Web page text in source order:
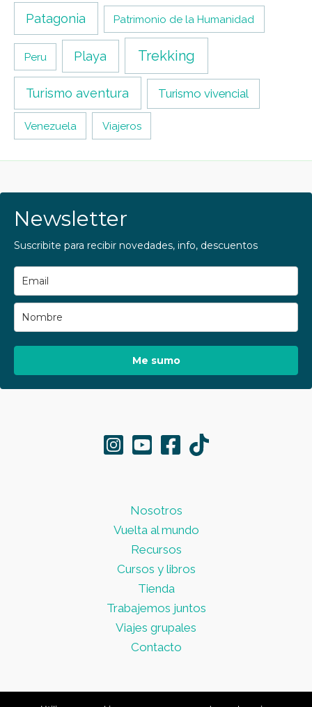
Patagonia Patrimonio de la Humanidad
Peru Playa Trekking
Turismo aventura Turismo vivencial
Venezuela Viajeros
Newsletter
Suscribite para recibir novedades, info, descuentos
Me sumo
Nosotros
Vuelta al mundo
Recursos
Cursos y libros
Tienda
Trabajemos juntos
Viajes grupales
Contacto